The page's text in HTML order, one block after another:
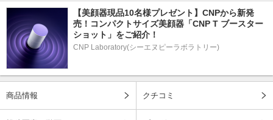
【美顔器現品10名様プレゼント】CNPから新発
売！コンパクトサイズ美顔器「CNP T ブースター
ショット」をご紹介！
CNP Laboratory(シーエヌピーラボラトリー)
商品情報 クチコミ